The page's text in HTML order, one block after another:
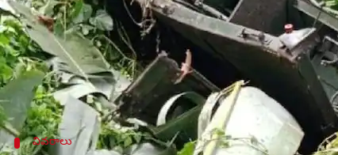
సిక్కింలో ఘోర ప్రమాదం జరిగింది.పశ్చిమ బెంగాల్‌లోని
ఈ ఘటనలో నలుగురు జవాన్లు ప్రాణాలు
పడిపోయింది.
సమాచారం అందగానే ఆర్మీ,పోలీసు బృందాలు
వివరాలు